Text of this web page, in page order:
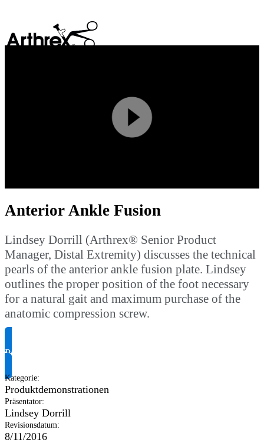
Play
Video
Anterior Ankle Fusion
Lindsey Dorrill (Arthrex® Senior Product
Manager, Distal Extremity) discusses the technical
pearls of the anterior ankle fusion plate. Lindsey
outlines the proper position of the foot necessary
for a natural gait and maximum purchase of the
anatomic compression screw.
Produktinformationen anfragen
Kategorie:
Produktdemonstrationen
Präsentator:
Lindsey Dorrill
Revisionsdatum:
8/11/2016